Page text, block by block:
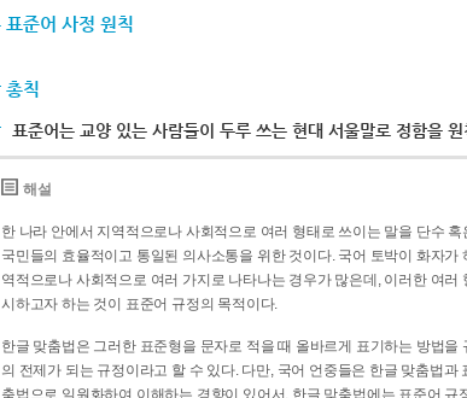
표준어 사정 원칙
총칙
표준어는 교양 있는 사람들이 두루 쓰는 현대 서울말로 정함을 원
해설
한 나라 안에서 지역적으로나 사회적으로 여러 형태로 쓰이는 말을 단수
국민들의 효율적이고 통일된 의사소통을 위한 것이다. 국어 토박이 화자가
역적으로나 사회적으로 여러 가지로 나타나는 경우가 많은데, 이러한 여러
시하고자 하는 것이 표준어 규정의 목적이다.
한글 맞춤법은 그러한 표준형을 문자로 적을 때 올바르게 표기하는 방법을
의 전제가 되는 규정이라고 할 수 있다. 다만, 국어 언중들은 한글 맞춤법
춤법으로 일원화하여 이해하는 경향이 있어서, 한글 맞춤법에는 표준어